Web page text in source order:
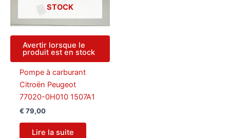
STOCK
Avertir lorsque le
produit est en stock
Pompe à carburant
Citroën Peugeot
77020-0H010 1507A1
€ 79,00
Lire la suite